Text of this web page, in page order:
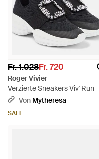
Fr. 1.028Fr. 720
Roger Vivier
Verzierte Sneakers Viv' Run -
Schwarz
Von Mytheresa
SALE